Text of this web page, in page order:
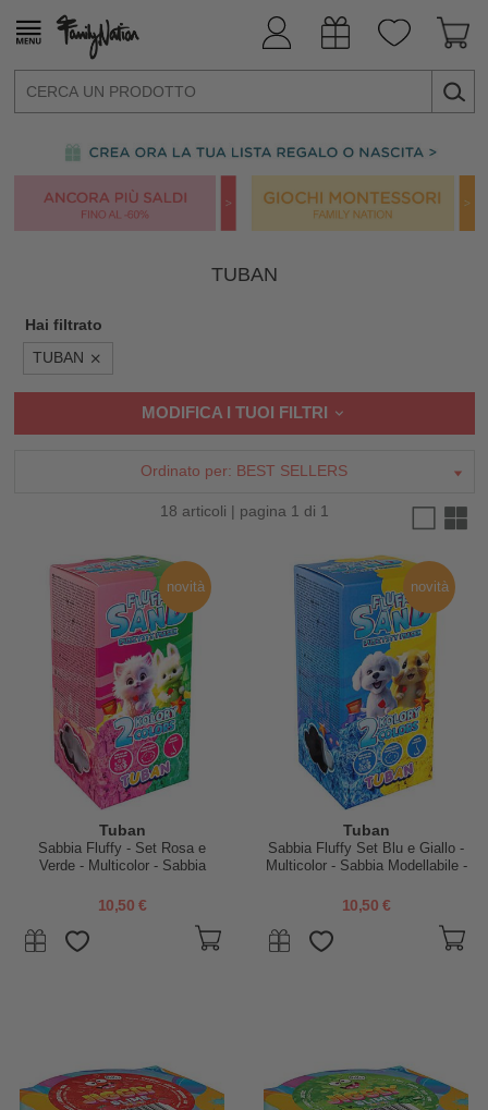
TUBAN
Hai filtrato
TUBAN
MODIFICA I TUOI FILTRI
Ordinato per: BEST SELLERS
18 articoli | pagina 1 di 1
novità
Tuban
Sabbia Fluffy - Set Rosa e
Verde - Multicolor - Sabbia
10,50 €
novità
Tuban
Sabbia Fluffy Set Blu e Giallo -
Multicolor - Sabbia Modellabile -
10,50 €